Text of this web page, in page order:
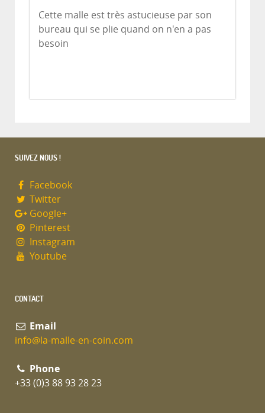
Cette malle est très astucieuse par son
bureau qui se plie quand on n'en a pas
besoin
SUIVEZ NOUS !
Facebook
Twitter
Google+
Pinterest
Instagram
Youtube
CONTACT
Email
info@la-malle-en-coin.com
Phone
+33 (0)3 88 93 28 23